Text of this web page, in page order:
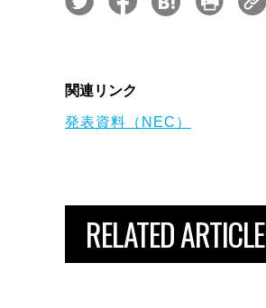
関連リンク
発表資料（NEC）
RELATED ARTICLE